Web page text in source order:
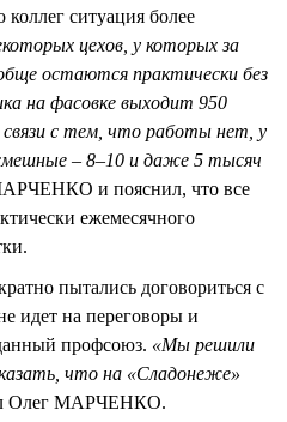
коллег ситуация более
цехов, у которых за
остаются практически без
на фасовке выходит 950
с тем, что работы нет, у
– 8–10 и даже 5 тысяч
и пояснил, что все
ежемесячного
пытались договориться с
идет на переговоры и
профсоюз. «Мы решили
что на «Сладонеже»
Олег МАРЧЕНКО.